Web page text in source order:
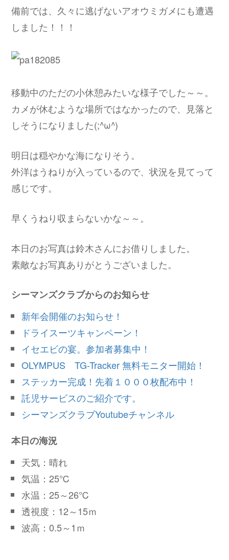
備前では、久々に逃げないアオウミガメにも遭遇
しました！！！
移動中のただの小休憩みたいな様子でした～～。
カメが休むような場所ではなかったので、見落と
しそうになりました(;^ω^)
明日は穏やかな海になりそう。
外洋はうねりが入っているので、状況を見てって
感じです。
早くうねり収まらないかな～～。
本日のお写真は鈴木さんにお借りしました。
素敵なお写真ありがとうございました。
シーマンズクラブからのお知らせ
新年会開催のお知らせ！
ドライスーツキャンペーン！
イセエビの宴。参加者募集中！
OLYMPUS TG-Tracker 無料モニター開始！
ステッカー完成！先着１０００枚配布中！
託児サービスのご紹介です。
シーマンズクラブYoutubeチャンネル
本日の海況
天気：晴れ
気温：25℃
水温：25～26℃
透視度：12～15ｍ
波高：0.5～1ｍ